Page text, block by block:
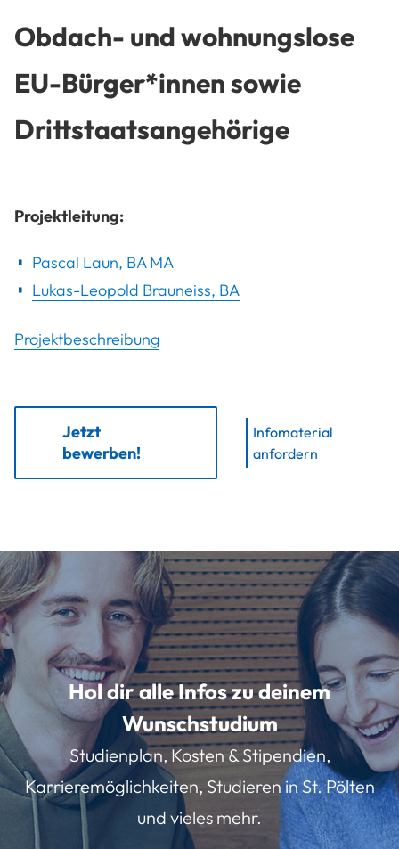
Obdach- und wohnungslose
EU-Bürger*innen sowie
Drittstaatsangehörige
Projektleitung:
Pascal Laun, BA MA
Lukas-Leopold Brauneiss, BA
Projektbeschreibung
Jetzt
bewerben!
Infomaterial
anfordern
Hol dir alle Infos zu deinem
Wunschstudium
Studienplan, Kosten & Stipendien,
Karrieremöglichkeiten, Studieren in St. Pölten
und vieles mehr.